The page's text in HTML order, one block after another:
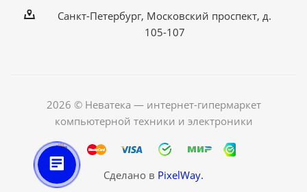
Санкт-Петербург, Московский проспект, д.
105-107
2026 © Неватека — интернет-гипермаркет
компьютерной техники и электроники
Сделано в PixelWay.